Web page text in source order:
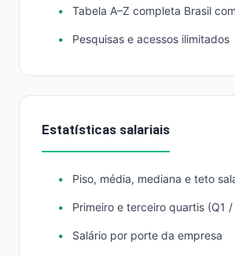
Tabela A–Z completa Brasil
Pesquisas e acessos ilimitados
Estatísticas salariais
Piso, média, mediana e teto
Primeiro e terceiro quartis (Q1 /
Salário por porte da empresa